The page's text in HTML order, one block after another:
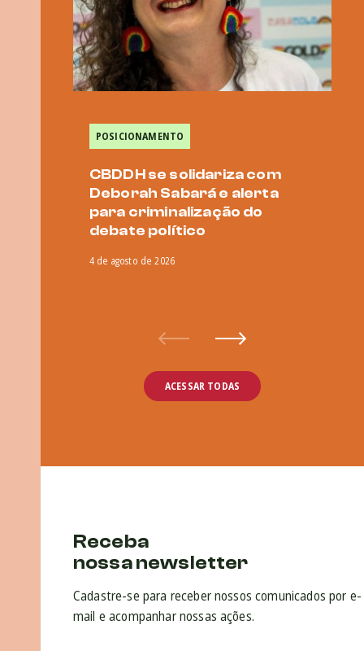
POSICIONAMENTO
CBDDH se solidariza com
Deborah Sabará e alerta
para criminalização do
debate político
4 de agosto de 2026
ACESSAR TODAS
Receba
nossa newsletter
Cadastre-se para receber nossos comunicados por e-
mail e acompanhar nossas ações.